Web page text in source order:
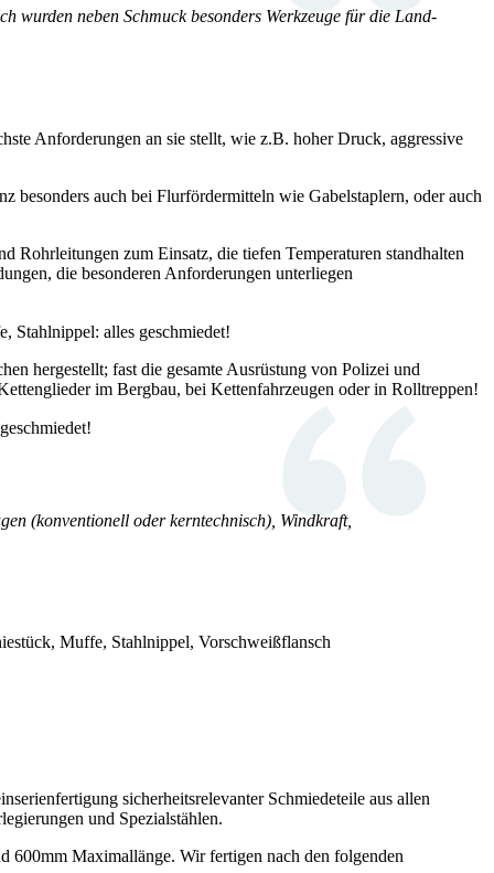
neben Schmuck besonders Werkzeuge für die Land-
Anforderungen an sie stellt, wie z.B. hoher Druck, aggressive
auch bei Flurfördermitteln wie Gabelstaplern, oder auch
Rohrleitungen zum Einsatz, die tiefen Temperaturen standhalten
die besonderen Anforderungen unterliegen
Stahlnippel: alles geschmiedet!
hergestellt; fast die gesamte Ausrüstung von Polizei und
im Bergbau, bei Kettenfahrzeugen oder in Rolltreppen!
(konventionell oder kerntechnisch), Windkraft,
Muffe, Stahlnippel, Vorschweißflansch
sicherheitsrelevanter Schmiedeteile aus allen
und Spezialstählen.
600mm Maximallänge. Wir fertigen nach den folgenden